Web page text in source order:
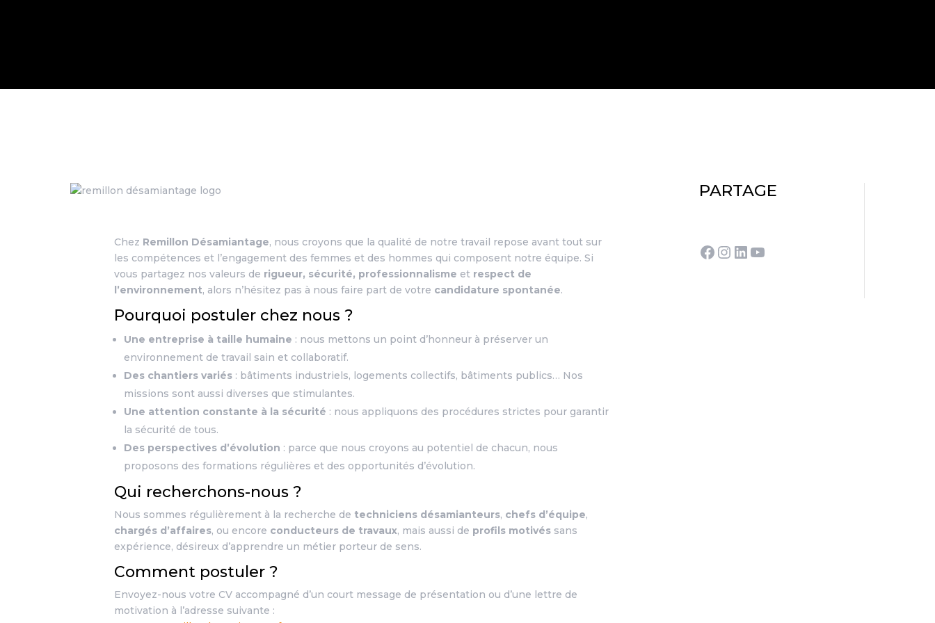
Chez Remillon Désamiantage, nous croyons que la qualité de notre travail repose avant tout sur
les compétences et l’engagement des femmes et des hommes qui composent notre équipe. Si
vous partagez nos valeurs de rigueur, sécurité, professionnalisme et respect de
l’environnement, alors n’hésitez pas à nous faire part de votre candidature spontanée.
Pourquoi postuler chez nous ?
Une entreprise à taille humaine : nous mettons un point d’honneur à préserver un
environnement de travail sain et collaboratif.
Des chantiers variés: bâtiments industriels, logements collectifs, bâtiments publics… Nos
missions sont aussi diverses que stimulantes.
Une attention constante à la sécurité : nous appliquons des procédures strictes pour garantir
la sécurité de tous.
Des perspectives d’évolution : parce que nous croyons au potentiel de chacun, nous
proposons des formations régulières et des opportunités d’évolution.
Qui recherchons-nous ?
Nous sommes régulièrement à la recherche de techniciens désamianteurs, chefs d’équipe,
chargés d’affaires, ou encore conducteurs de travaux, mais aussi de profils motivéssans
expérience, désireux d’apprendre un métier porteur de sens.
Comment postuler ?
Envoyez-nous votre CV accompagné d’un court message de présentation ou d’une lettre de
motivation à l’adresse suivante :
PARTAGE
Facebook
Instagram
LinkedIn
YouTube